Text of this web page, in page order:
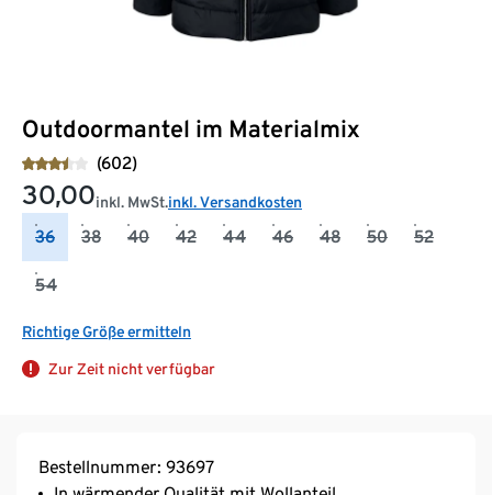
Outdoormantel im Materialmix
(602)
30,00inkl. MwSt.inkl. Versandkosten
36 38 40 42 44 46 48 50 52
54
Richtige Größe ermitteln
Zur Zeit nicht verfügbar
Bestellnummer: 93697